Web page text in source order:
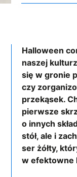
Halloween
naszej
się w gronie
czy
przekąsek.
pierwsze
o innych
stół, ale i
ser żółty,
w efektowne